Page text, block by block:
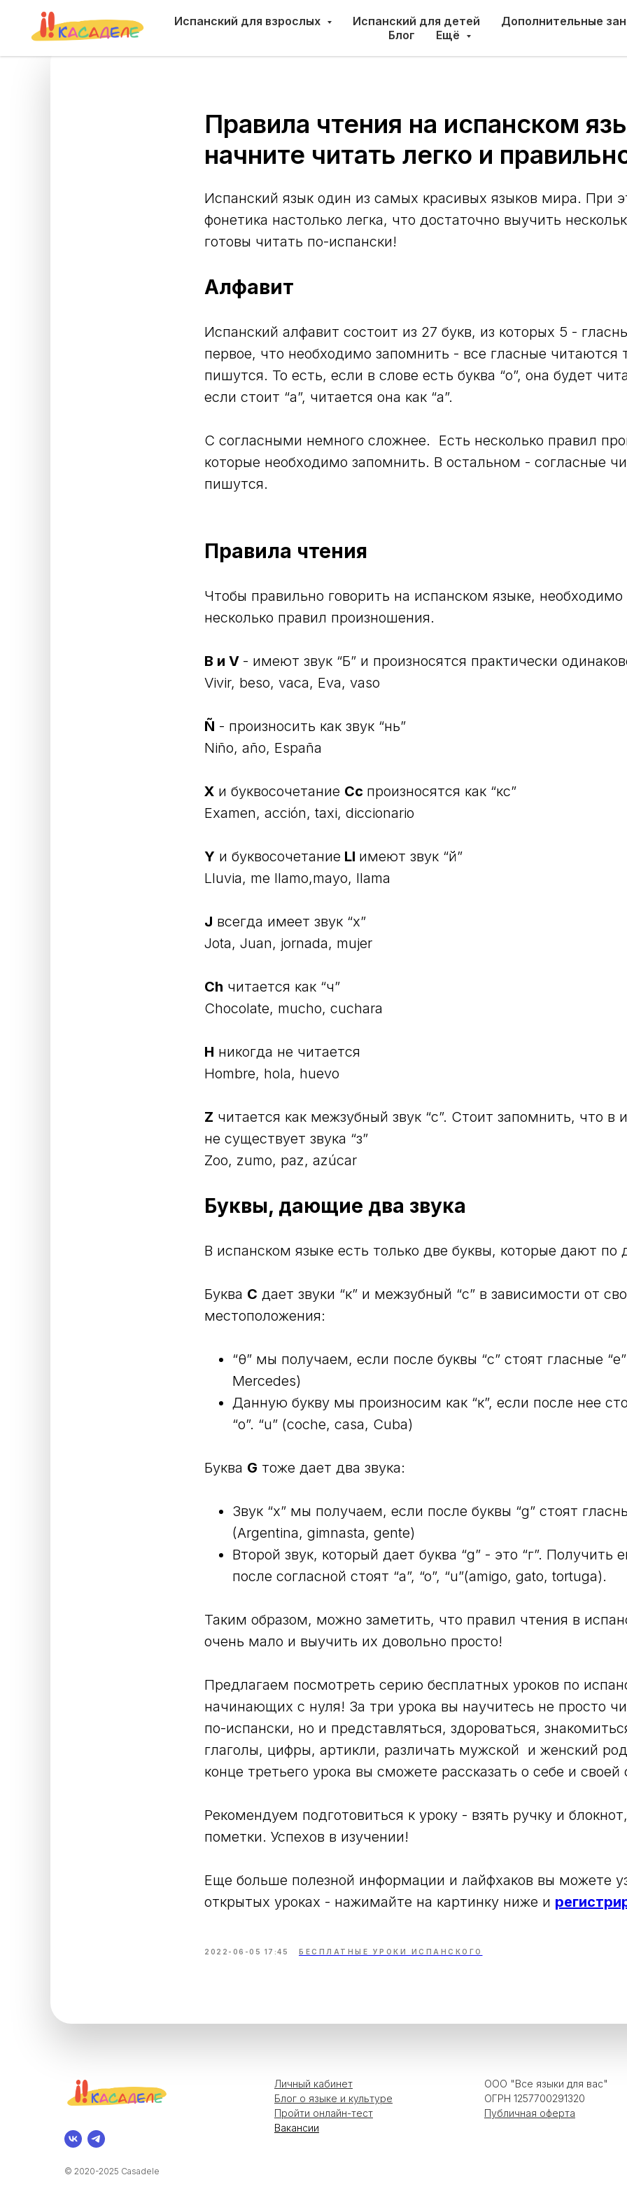
Испанский для взрослых Испанский для детей
Дополнительные
Блог
Ещё
Правила чтения на испанском
начните читать легко и
Испанский язык один из самых красивых языков мира. При
фонетика настолько легка, что достаточно выучить
готовы читать по-испански!
Алфавит
Испанский алфавит состоит из 27 букв, из которых 5 -
первое, что необходимо запомнить - все гласные читаются
пишутся. То есть, если в слове есть буква “о”, она будет
если стоит “а”, читается она как “а”.
С согласными немного сложнее. Есть несколько правил
которые необходимо запомнить. В остальном - согласные
пишутся.
Правила чтения
Чтобы правильно говорить на испанском языке,
несколько правил произношения.
B и V - имеют звук “Б” и произносятся практически
Vivir, beso, vaca, Eva, vaso
Ñ - произносить как звук “нь”
Niño, año, España
X и буквосочетание Cc произносятся как “кс”
Examen, acción, taxi, diccionario
Y и буквосочетание Ll имеют звук “й”
Lluvia, me llamo,mayo, llama
J всегда имеет звук “х”
Jota, Juan, jornada, mujer
Ch читается как “ч”
Chocolate, mucho, cuchara
H никогда не читается
Hombre, hola, huevo
Z читается как межзубный звук “с”. Стоит запомнить, что в
не существует звука “з”
Zoo, zumo, paz, azúcar
Буквы, дающие два звука
В испанском языке есть только две буквы, которые дают по
Буква C дает звуки “к” и межзубный “с” в зависимости от
местоположения:
“θ” мы получаем, если после буквы “с” стоят гласные
Mercedes)
Данную букву мы произносим как “к”, если после нее
“о”. “u” (coche, casa, Cuba)
Буква G тоже дает два звука:
Звук “х” мы получаем, если после буквы “g” стоят
(Argentina, gimnasta, gente)
Второй звук, который дает буква “g” - это “г”. Получить
после согласной стоят “a”, “o”, “u”(amigo, gato, tortuga).
Таким образом, можно заметить, что правил чтения в
очень мало и выучить их довольно просто!
Предлагаем посмотреть серию бесплатных уроков по
начинающих с нуля! За три урока вы научитесь не просто
по-испански, но и представляться, здороваться,
глаголы, цифры, артикли, различать мужской и женский
конце третьего урока вы сможете рассказать о себе и своей
Рекомендуем подготовиться к уроку - взять ручку и
пометки. Успехов в изучении!
Еще больше полезной информации и лайфхаков вы можете
открытых уроках - нажимайте на картинку ниже и
2022-06-05 17:45 БЕСПЛАТНЫЕ УРОКИ ИСПАНСКОГО
© 2020-2025 Casadele
Личный кабинет
Блог о языке и культуре
Пройти онлайн-тест
Вакансии
ООО "Все языки для вас"
ОГРН 1257700291320
Публичная оферта